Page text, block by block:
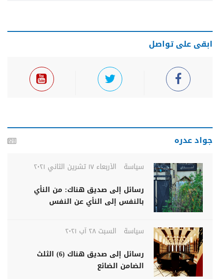
ابقى على تواصل
جواد عدره
سياسة
الأربعاء ١٧ تشرين الثاني ٢٠٢١
رسائل إلى صديق هناك: من النأي
بالنفس إلى النأي عن النفس
سياسة
السبت ٢٨ آب ٢٠٢١
رسائل إلى صديق هناك (6) الثلث
الضامن الضائع